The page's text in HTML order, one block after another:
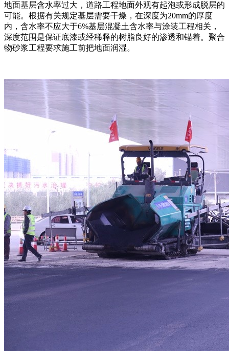
地面基层含水率过大，道路工程地面外观有起泡或形成脱层的
可能。根据有关规定基层需要干燥，在深度为20mm的厚度
内，含水率不应大于6%基层混凝土含水率与涂装工程相关，
深度范围是保证底漆或经稀释的树脂良好的渗透和锚着。聚合
物砂浆工程要求施工前把地面润湿。